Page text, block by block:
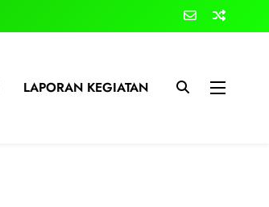
LAPORAN KEGIATAN